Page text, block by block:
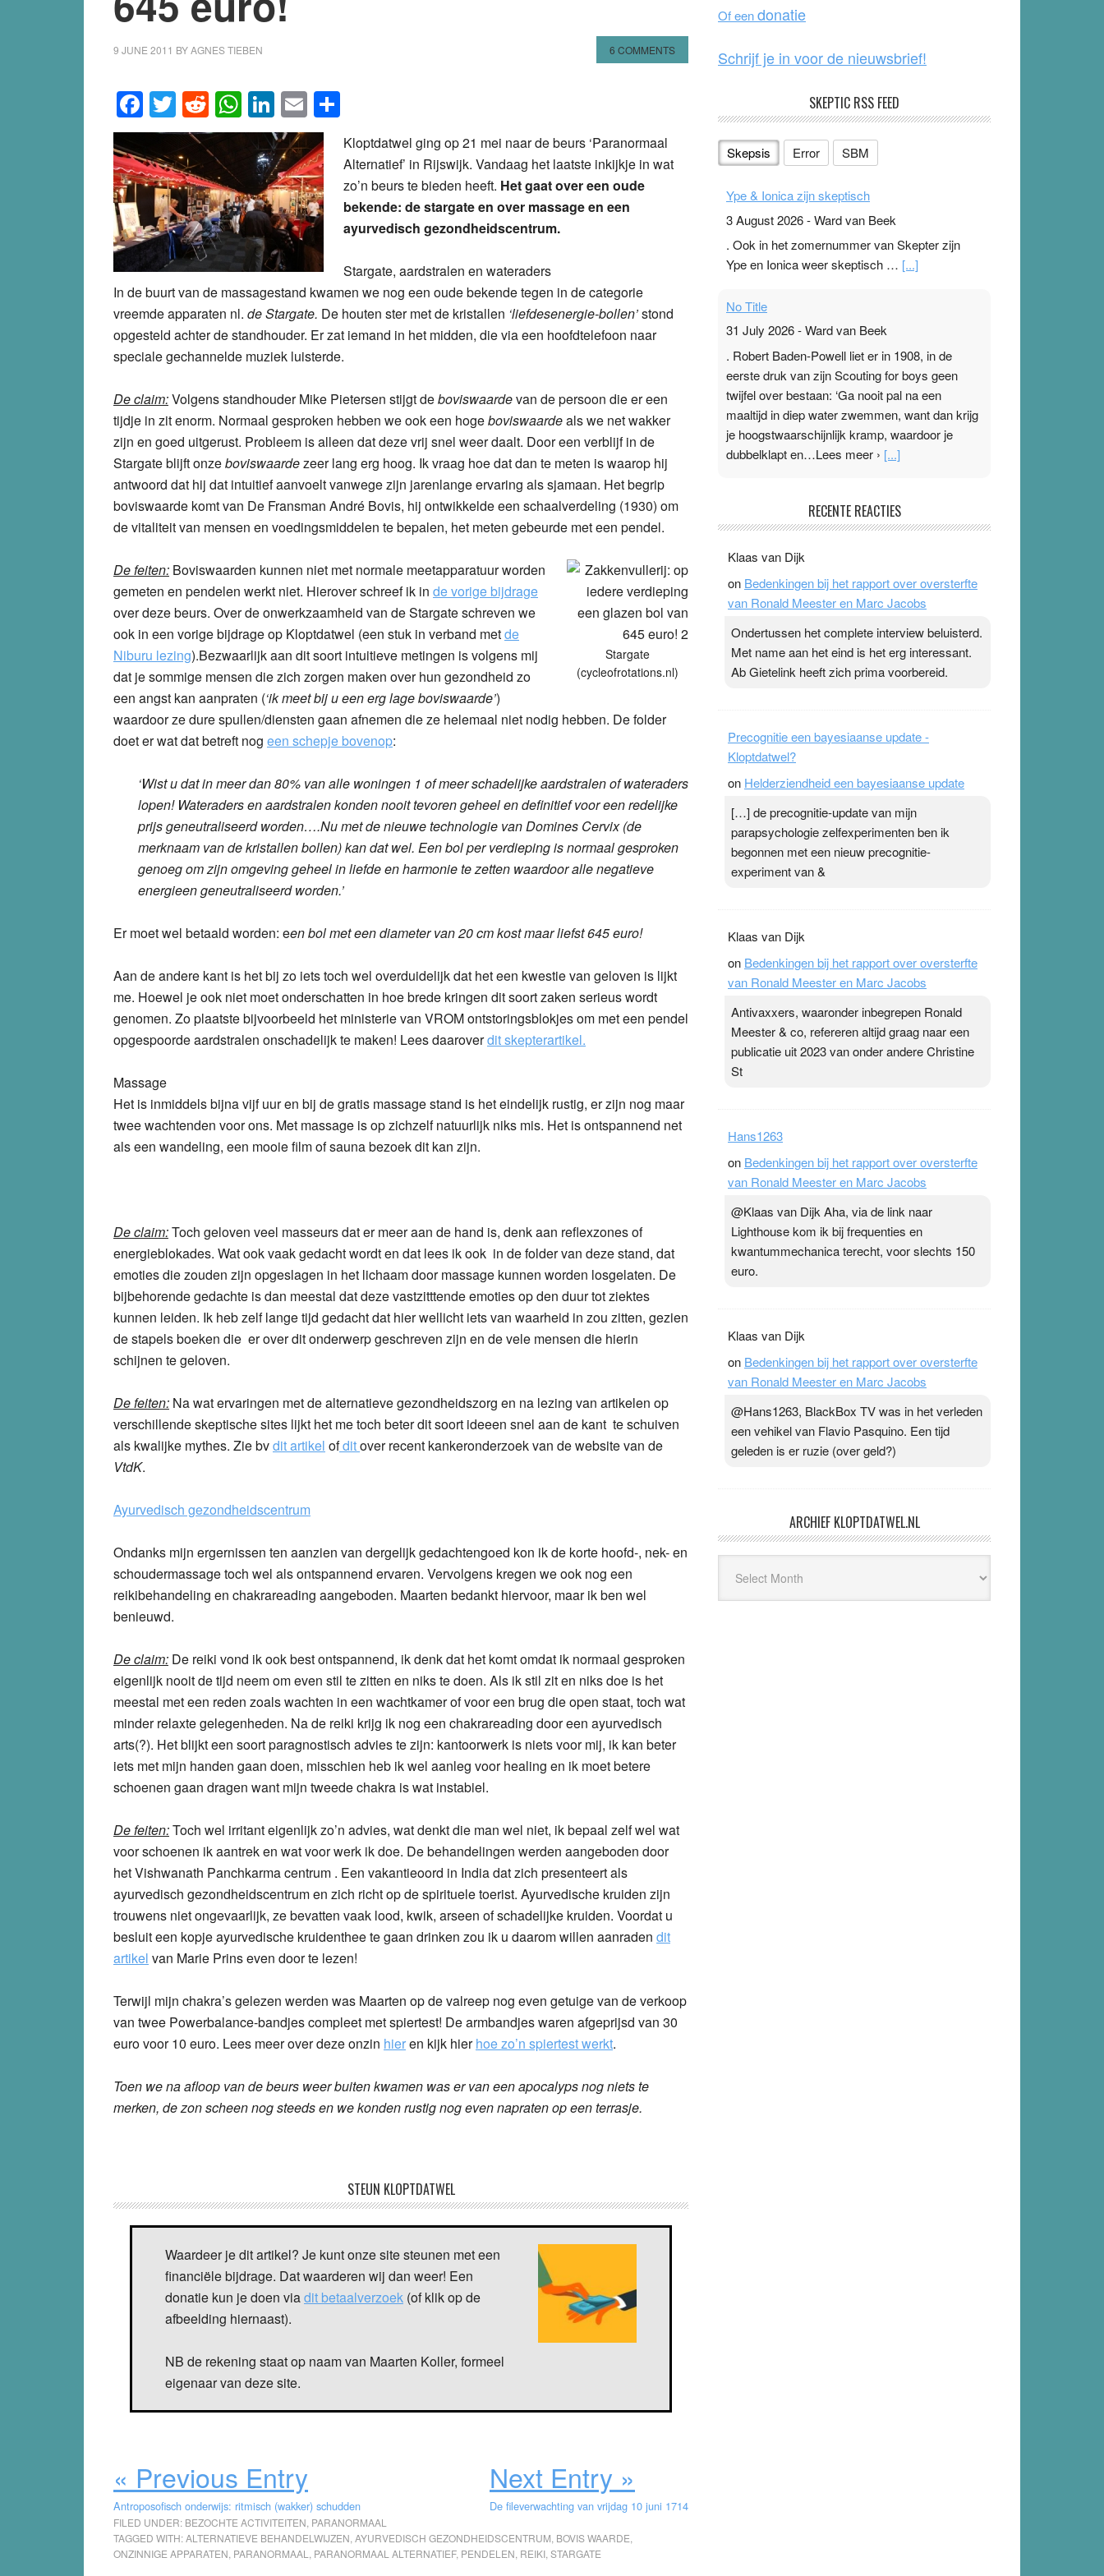
9 JUNE 2011 BYAGNES TIEBEN 6 COMMENTS
Facebook
Twitter
Reddit
WhatsApp
LinkedIn
Email
Kloptdatwel ging op 21 mei naar de beurs ‘Paranormaal
Alternatief’ in Rijswijk. Vandaag het laatste inkijkje in wat
zo’n beurs te bieden heeft. Het gaat over een oude
bekende: de stargate en over massage en een
ayurvedisch gezondheidscentrum.
Stargate, aardstralen en wateraders
In de buurt van de massagestand kwamen we nog een oude bekende tegen in de categorie
vreemde apparaten nl. de Stargate. De houten ster met de kristallen ‘liefdesenergie-bollen’stond
opgesteld achter de standhouder. Er zat iemand in het midden, die via een hoofdtelefoon naar
speciale gechannelde muziek luisterde.
De claim:Volgens standhouder Mike Pietersen stijgt deboviswaardevan de persoon die er een
tijdje in zit enorm. Normaal gesproken hebben we ook een hogeboviswaardeals we net wakker
zijn en goed uitgerust. Probleem is alleen dat deze vrij snel weer daalt. Door een verblijf in de
Stargate blijft onzeboviswaardezeer lang erg hoog. Ik vraag hoe dat dan te meten is waarop hij
antwoord dat hij dat intuitief aanvoelt vanwege zijn jarenlange ervaring als sjamaan. Het begrip
boviswaarde komt van De Fransman André Bovis, hij ontwikkelde een schaalverdeling (1930) om
de vitaliteit van mensen en voedingsmiddelen te bepalen, het meten gebeurde met een pendel.
Stargate
(cycleofrotations.nl)
De feiten: Boviswaarden kunnen niet met normale meetapparatuur worden
gemeten en pendelen werkt niet. Hierover schreef ik in de vorige bijdrage
over deze beurs. Over de onwerkzaamheid van de Stargate schreven we
ook in een vorige bijdrage op Kloptdatwel (een stuk in verband metde
Niburu lezing).Bezwaarlijk aan dit soort intuitieve metingen is volgens mij
dat je sommige mensen die zich zorgen maken over hun gezondheid zo
een angst kan aanpraten (‘ik meet bij u een erg lage boviswaarde’)
waardoor ze dure spullen/diensten gaan afnemen die ze helemaal niet nodig hebben. De folder
doet er wat dat betreft nog een schepje bovenop:
‘Wist u dat in meer dan 80% van alle woningen 1 of meer schadelijke aardstralen of wateraders
lopen! Wateraders en aardstralen konden nooit tevoren geheel en definitief voor een redelijke
prijs geneutraliseerd worden….Nu met de nieuwe technologie van Domines Cervix (de
merknaam van de kristallen bollen) kan dat wel. Een bol per verdieping is normaal gesproken
genoeg om zijn omgeving geheel in liefde en harmonie te zetten waardoor alle negatieve
energieen geneutraliseerd worden.’
Er moet wel betaald worden: een bol met een diameter van 20 cm kost maar liefst 645 euro!
Aan de andere kant is het bij zo iets toch wel overduidelijk dat het een kwestie van geloven is lijkt
me. Hoewel je ook niet moet onderschatten in hoe brede kringen dit soort zaken serieus wordt
genomen. Zo plaatste bijvoorbeeld het ministerie van VROM ontstoringsblokjes om met een pendel
opgespoorde aardstralen onschadelijk te maken! Lees daaroverdit skepterartikel.
Massage
Het is inmiddels bijna vijf uur en bij de gratis massage stand is het eindelijk rustig, er zijn nog maar
twee wachtenden voor ons. Met massage is op zichzelf natuurlijk niks mis. Het is ontspannend net
als een wandeling, een mooie film of sauna bezoek dit kan zijn.
De claim:Toch geloven veel masseurs dat er meer aan de hand is, denk aan reflexzones of
energieblokades. Wat ook vaak gedacht wordt en dat lees ik ook in de folder van deze stand, dat
emoties die zouden zijn opgeslagen in het lichaam door massage kunnen worden losgelaten. De
bijbehorende gedachte is dan meestal dat deze vastzitttende emoties op den duur tot ziektes
kunnen leiden. Ik heb zelf lange tijd gedacht dat hier wellicht iets van waarheid in zou zitten, gezien
de stapels boeken die er over dit onderwerp geschreven zijn en de vele mensen die hierin
schijnen te geloven.
De feiten: Na wat ervaringen met de alternatieve gezondheidszorg en na lezing van artikelen op
verschillende skeptische sites lijkt het me toch beter dit soort ideeen snel aan de kant te schuiven
als kwalijke mythes. Zie bvditartikel ofditover recent kankeronderzoek van de website van de
VtdK.
Ayurvedisch gezondheidscentrum
Ondanks mijn ergernissen ten aanzien van dergelijk gedachtengoed kon ik de korte hoofd-, nek- en
schoudermassage toch wel als ontspannend ervaren. Vervolgens kregen we ook nog een
reikibehandeling en chakrareading aangeboden. Maarten bedankt hiervoor, maar ik ben wel
benieuwd.
De claim: De reiki vond ik ook best ontspannend, ik denk dat het komt omdat ik normaal gesproken
eigenlijk nooit de tijd neem om even stil te zitten en niks te doen. Als ik stil zit en niks doe is het
meestal met een reden zoals wachten in een wachtkamer of voor een brug die open staat, toch wat
minder relaxte gelegenheden. Na de reiki krijg ik nog een chakrareading door een ayurvedisch
arts(?). Het blijkt een soort paragnostisch advies te zijn: kantoorwerk is niets voor mij, ik kan beter
iets met mijn handen gaan doen, misschien heb ik wel aanleg voor healing en ik moet betere
schoenen gaan dragen want mijn tweede chakra is wat instabiel.
De feiten:Toch wel irritant eigenlijk zo’n advies, wat denkt die man wel niet, ik bepaal zelf wel wat
voor schoenen ik aantrek en wat voor werk ik doe. De behandelingen werden aangeboden door
het Vishwanath Panchkarma centrum . Een vakantieoord in India dat zich presenteert als
ayurvedisch gezondheidscentrum en zich richt op de spirituele toerist. Ayurvedische kruiden zijn
trouwens niet ongevaarlijk, ze bevatten vaak lood, kwik, arseen of schadelijke kruiden. Voordat u
besluit een kopje ayurvedische kruidenthee te gaan drinken zou ik u daarom willen aanraden dit
artikel van Marie Prins even door te lezen!
Terwijl mijn chakra’s gelezen werden was Maarten op de valreep nog even getuige van de verkoop
van twee Powerbalance-bandjes compleet met spiertest! De armbandjes waren afgeprijsd van 30
euro voor 10 euro. Lees meer over deze onzin hieren kijk hierhoe zo’n spiertest werkt.
Toen we na afloop van de beurs weer buiten kwamen was er van een apocalyps nog niets te
merken, de zon scheen nog steeds en we konden rustig nog even napraten op een terrasje.
STEUN KLOPTDATWEL
Waardeer je dit artikel? Je kunt onze site steunen met een
financiële bijdrage. Dat waarderen wij dan weer! Een
donatie kun je doen viadit betaalverzoek (of klik op de
afbeelding hiernaast).
NB de rekening staat op naam van Maarten Koller, formeel
eigenaar van deze site.
« Previous Entry
Antroposofisch onderwijs: ritmisch (wakker) schudden
Next Entry »
De fileverwachting van vrijdag 10 juni 1714
FILED UNDER: BEZOCHTE ACTIVITEITEN PARANORMAAL
TAGGED WITH:ALTERNATIEVE BEHANDELWIJZEN AYURVEDISCH GEZONDHEIDSCENTRUM BOVIS WAARDE
ONZINNIGE APPARATEN PARANORMAAL PARANORMAAL ALTERNATIEF, PENDELEN REIKI STARGATE
k
Of eendonatie
Schrijf je in voor de nieuwsbrief!
SKEPTIC RSS FEED
Skepsis Error SBM
Ype & Ionica zijn skeptisch
3 August 2026-Ward van Beek
. Ook in het zomernummer van Skepter zijn
Ype en Ionica weer skeptisch … [...]
No Title
31 July 2026-Ward van Beek
. Robert Baden-Powell liet er in 1908, in de
eerste druk van zijn Scouting for boys geen
twijfel over bestaan: ‘Ga nooit pal na een
maaltijd in diep water zwemmen, want dan krijg
je hoogstwaarschijnlijk kramp, waardoor je
dubbelklapt en…Lees meer › [...]
Ward van Beek
topsporters. Ze hopen ermee hun hartslag te
verlagen terwijl ze meer zuurstof opnemen.
Daarop heeft zo’n pleister geen effect. Maar het
zijn. Door…Lees meer Pleisterplakkers in de
topspsort › [...]
RECENTE REACTIES
Klaas van Dijk
on Bedenkingen bij het rapport over oversterfte
van Ronald Meester en Marc Jacobs
Ondertussen het complete interview beluisterd.
Met name aan het eind is het erg interessant.
Ab Gietelink heeft zich prima voorbereid.
Precognitie een bayesiaanse update -
Kloptdatwel?
on Helderziendheid een bayesiaanse update
[…] de precognitie-update van mijn
parapsychologie zelfexperimenten ben ik
begonnen met een nieuw precognitie-
experiment van &
Klaas van Dijk
on Bedenkingen bij het rapport over oversterfte
van Ronald Meester en Marc Jacobs
Antivaxxers, waaronder inbegrepen Ronald
Meester & co, refereren altijd graag naar een
publicatie uit 2023 van onder andere Christine
St
Hans1263
on Bedenkingen bij het rapport over oversterfte
van Ronald Meester en Marc Jacobs
@Klaas van Dijk Aha, via de link naar
Lighthouse kom ik bij frequenties en
kwantummechanica terecht, voor slechts 150
euro.
Klaas van Dijk
on Bedenkingen bij het rapport over oversterfte
van Ronald Meester en Marc Jacobs
@Hans1263, BlackBox TV was in het verleden
een vehikel van Flavio Pasquino. Een tijd
geleden is er ruzie (over geld?)
ARCHIEF KLOPTDATWEL.NL
Kloptdatwel.nl